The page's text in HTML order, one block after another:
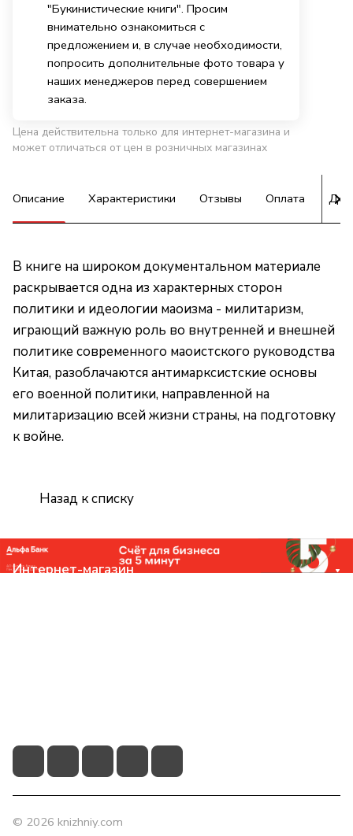
"Букинистические книги". Просим
внимательно ознакомиться с
предложением и, в случае необходимости,
попросить дополнительные фото товара у
наших менеджеров перед совершением
заказа.
Цена действительна только для интернет-магазина и
может отличаться от цен в розничных магазинах
Описание Характеристики Отзывы Оплата
В книге на широком документальном материале
раскрывается одна из характерных сторон
политики и идеологии маоизма - милитаризм,
играющий важную роль во внутренней и внешней
политике современного маоистского руководства
Китая, разоблачаются антимарксистские основы
его военной политики, направленной на
милитаризацию всей жизни страны, на подготовку
к войне.
Назад к списку
Интернет-магазин
© 2026 knizhniy.com